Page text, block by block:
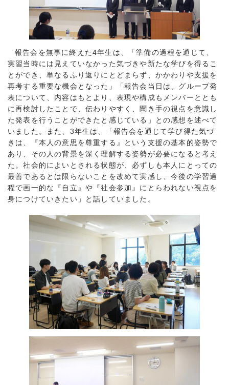
報告会を無事に終えた4年生は、「準備の過程を通じて、
実習当時には見えていなかった気づきや新たな学びを得るこ
とができ、単なるふり返りにとどまらず、かかわりや支援を
再考する重要な機会となった」「報告会当日は、グループ発
表について、内容はもとより、表現や構成もメンバーととも
に再検討したことで、伝わりやすく、聞き手の視点を意識し
た発表を行うことができたと感じている」との感想を述べて
いました。また、3年生は、「報告会を通じて学び得た気づ
きは、『本人の意思を尊重する』という支援の基本的姿勢で
あり、その人の背景を深く理解する姿勢が必要になると考え
た。社会的によいとされる状態が、必ずしも本人にとっての
最善であるとは限らないことを改めて実感し、今後の学習過
程で画一的な『自立』や『社会参加』にとらわれない視点を
身につけていきたい」と話していました。